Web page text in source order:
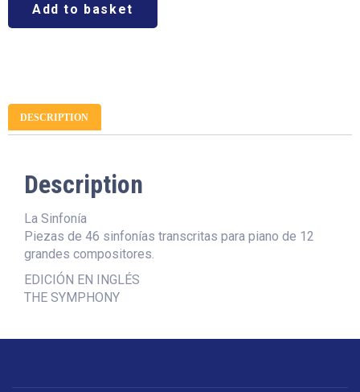
Add to basket
DESCRIPTION
Description
La Sinfonía
Piezas de 46 sinfonías transcritas para piano de 12
grandes compositores.
EDICIÓN EN INGLÉS
THE SYMPHONY